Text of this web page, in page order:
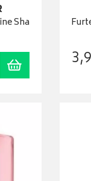
Sha
Ajouter au panier
3,